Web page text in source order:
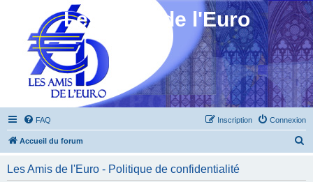
Les Amis de l'Euro
FAQ Connexion
Inscription
Accueil du forum
Les Amis de l'Euro - Politique de confidentialité